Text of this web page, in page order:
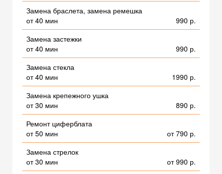
Замена браслета, замена ремешка
от 40 мин
990 р.
Замена застежки
от 40 мин
990 р.
Замена стекла
от 40 мин
1990 р.
Замена крепежного ушка
от 30 мин
890 р.
Ремонт циферблата
от 50 мин
от 790 р.
Замена стрелок
от 30 мин
от 990 р.